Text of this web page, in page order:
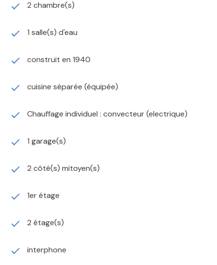
2 chambre(s)
1 salle(s) d'eau
construit en 1940
cuisine séparée (équipée)
Chauffage individuel : convecteur (electrique)
1 garage(s)
2 côté(s) mitoyen(s)
1er étage
2 étage(s)
interphone